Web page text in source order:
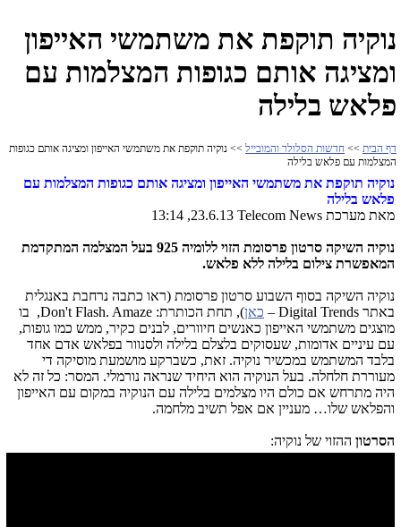
נוקיה תוקפת את משתמשי האייפון
ומציגה אותם כגופות המצלמות עם
פלאש בלילה
דף הבית >> חדשות הסלולר והמובייל >> נוקיה תוקפת את משתמשי האייפון ומציגה אותם כגופות
המצלמות עם פלאש בלילה
נוקיה תוקפת את משתמשי האייפון ומציגה אותם כגופות המצלמות עם
פלאש בלילה
מאת מערכת Telecom News
נוקיה השיקה סרטון פרסומת הזוי ללומיה 925 בעל המצלמה המתקדמת
המאפשרת צילום בלילה ללא פלאש.
נוקיה השיקה בסוף השבוע סרטון פרסומת (ראו כתבה נרחבת באנגלית
באתר Digital Trends
– כאן), תחת הכותרת: Don't Flash. Amaze, בו
מוצגים משתמשי האייפון כאנשים חיוורים, לבנים כקיר, ממש כמו גופות,
עם עיניים אדומות, שעסוקים בלצלם בלילה ולסנוור בפלאש אדם אחד
בלבד המשתמש במכשיר נוקיה. זאת, כשברקע מושמעת מוסיקה די
מעוררת חלחלה. בעל הנוקיה הוא היחיד שנראה נורמלי. המסר: כל זה לא
היה מתרחש אם כולם היו מצלמים בלילה עם הנוקיה במקום עם האייפון
והפלאש שלו… מעניין אם אפל תשיב מלחמה.
הסרטון ההזוי של נוקיה: